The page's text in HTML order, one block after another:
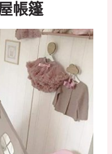
帳篷